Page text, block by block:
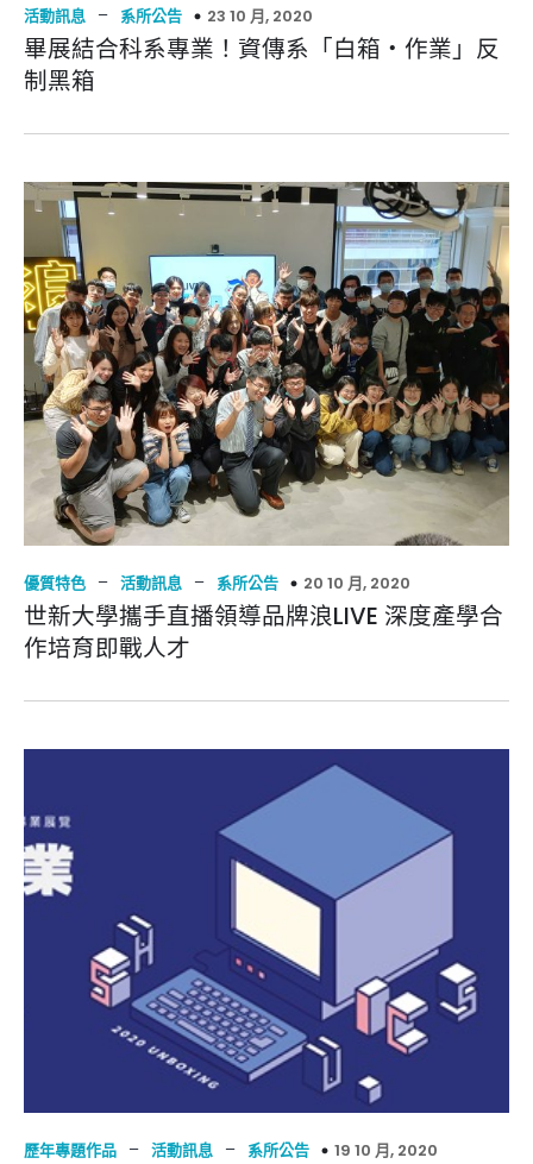
活動訊息 – 系所公告 23 10 月, 2020
畢展結合科系專業！資傳系「白箱‧作業」反
制黑箱
優質特色 – 活動訊息 – 系所公告 20 10 月, 2020
世新大學攜手直播領導品牌浪LIVE 深度產學合
作培育即戰人才
歷年專題作品 – 活動訊息 – 系所公告 19 10 月, 2020